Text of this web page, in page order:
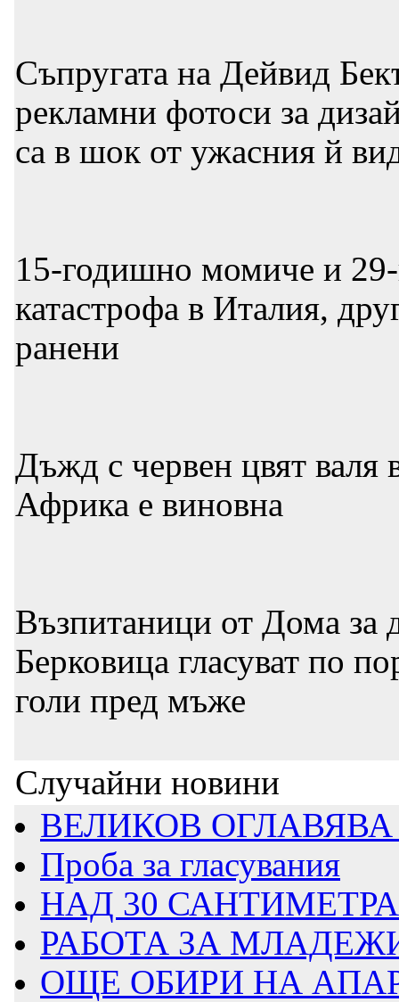
Съпругата на Дейвид
рекламни фотоси за
са в шок от ужасния й
15-годишно момиче и
катастрофа в Италия,
ранени
Дъжд с червен цвят валя
Африка е виновна
Възпитаници от Дома за
Берковица гласуват по
голи пред мъже
Случайни новини
ВЕЛИКОВ
Проба за гласувания
НАД 30
РАБОТА ЗА
ОЩЕ ОБИРИ НА